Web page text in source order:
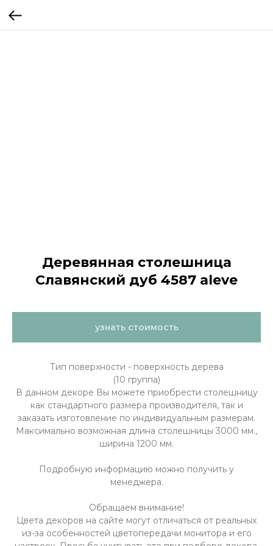
Деревянная столешница
Славянский дуб 4587 aleve
узнать стоимость
Тип поверхности - поверхность дерева
(10 группа)
В данном декоре Вы можете приобрести столешницу
как стандартного размера производителя, так и
заказать изготовление по индивидуальным размерам.
Максимально возможная длина столешницы 3000 мм.,
ширина 1200 мм.
Подробную информацию можно получить у
менеджера.
Обращаем внимание!
Цвета декоров на сайте могут отличаться от реальных
из-за особенностей цветопередачи монитора и его